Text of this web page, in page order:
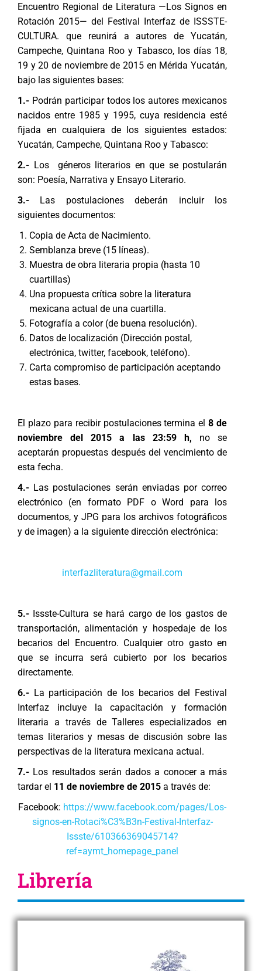
Encuentro Regional de Literatura —Los Signos en
Rotación 2015— del Festival Interfaz de ISSSTE-
CULTURA. que reunirá a autores de Yucatán,
Campeche, Quintana Roo y Tabasco, los días 18,
19 y 20 de noviembre de 2015 en Mérida Yucatán,
bajo las siguientes bases:
1.- Podrán participar todos los autores mexicanos
nacidos entre 1985 y 1995, cuya residencia esté
fijada en cualquiera de los siguientes estados:
Yucatán, Campeche, Quintana Roo y Tabasco:
2.- Los géneros literarios en que se postularán
son: Poesía, Narrativa y Ensayo Literario.
3.- Las postulaciones deberán incluir los
siguientes documentos:
Copia de Acta de Nacimiento.
Semblanza breve (15 líneas).
Muestra de obra literaria propia (hasta 10
cuartillas)
Una propuesta crítica sobre la literatura
mexicana actual de una cuartilla.
Fotografía a color (de buena resolución).
Datos de localización (Dirección postal,
electrónica, twitter, facebook, teléfono).
Carta compromiso de participación aceptando
estas bases.
El plazo para recibir postulaciones termina el8 de
noviembre del 2015 a las 23:59 h, no se
aceptarán propuestas después del vencimiento de
esta fecha.
4.- Las postulaciones serán enviadas por correo
electrónico (en formato PDF o Word para los
documentos, y JPG para los archivos fotográficos
y de imagen) a la siguiente dirección electrónica:
interfazliteratura@gmail.com
5.- Issste-Cultura se hará cargo de los gastos de
transportación, alimentación y hospedaje de los
becarios del Encuentro. Cualquier otro gasto en
que se incurra será cubierto por los becarios
directamente.
6.- La participación de los becarios del Festival
Interfaz incluye la capacitación y formación
literaria a través de Talleres especializados en
temas literarios y mesas de discusión sobre las
perspectivas de la literatura mexicana actual.
7.- Los resultados serán dados a conocer a más
tardar el 11 de noviembre de 2015 a través de:
Facebook: https://www.facebook.com/pages/Los-
signos-en-Rotaci%C3%B3n-Festival-Interfaz-
Issste/610366369045714?
ref=aymt_homepage_panel
Librería